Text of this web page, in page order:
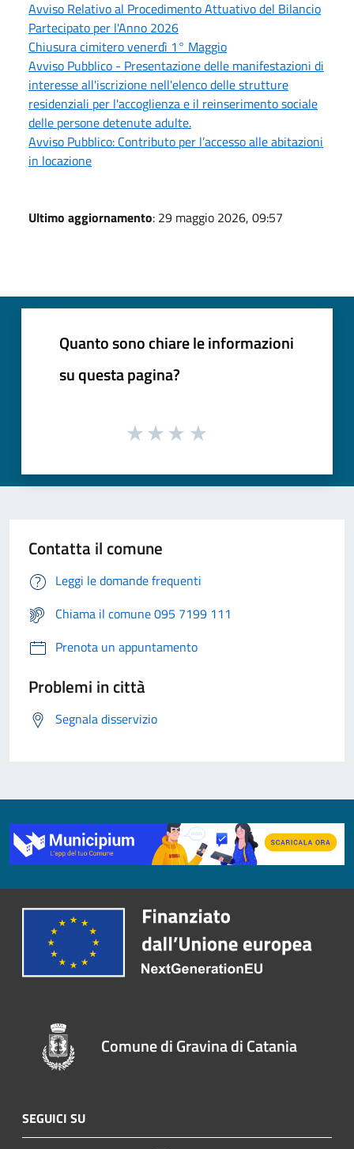
Avviso Relativo al Procedimento Attuativo del Bilancio
Partecipato per l'Anno 2026
Chiusura cimitero venerdì 1° Maggio
Avviso Pubblico - Presentazione delle manifestazioni di
interesse all'iscrizione nell'elenco delle strutture
residenziali per l'accoglienza e il reinserimento sociale
delle persone detenute adulte.
Avviso Pubblico: Contributo per l’accesso alle abitazioni
in locazione
Ultimo aggiornamento: 29 maggio 2026, 09:57
Quanto sono chiare le informazioni
su questa pagina?
Contatta il comune
Leggi le domande frequenti
Chiama il comune 095 7199 111
Prenota un appuntamento
Problemi in città
Segnala disservizio
Comune di Gravina di Catania
SEGUICI SU